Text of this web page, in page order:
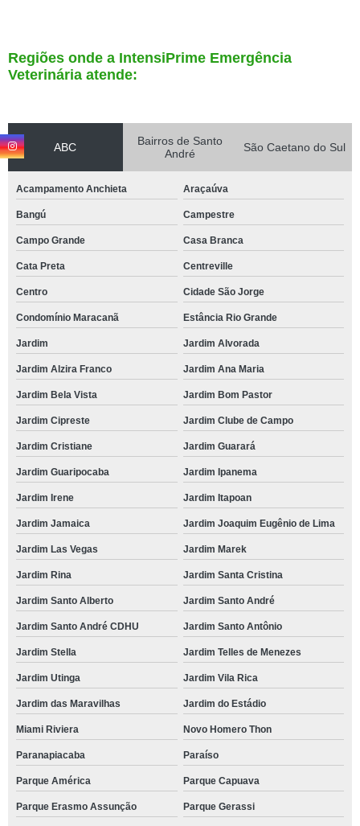
Regiões onde a IntensiPrime Emergência
Veterinária atende:
ABC
Bairros de Santo
André
São Caetano do Sul
Acampamento Anchieta Araçaúva
Bangú Campestre
Campo Grande Casa Branca
Cata Preta Centreville
Centro Cidade São Jorge
Condomínio Maracanã Estância Rio Grande
Jardim Jardim Alvorada
Jardim Alzira Franco Jardim Ana Maria
Jardim Bela Vista Jardim Bom Pastor
Jardim Cipreste Jardim Clube de Campo
Jardim Cristiane Jardim Guarará
Jardim Guaripocaba Jardim Ipanema
Jardim Irene Jardim Itapoan
Jardim Jamaica Jardim Joaquim Eugênio de Lima
Jardim Las Vegas Jardim Marek
Jardim Rina Jardim Santa Cristina
Jardim Santo Alberto Jardim Santo André
Jardim Santo André CDHU Jardim Santo Antônio
Jardim Stella Jardim Telles de Menezes
Jardim Utinga Jardim Vila Rica
Jardim das Maravilhas Jardim do Estádio
Miami Riviera Novo Homero Thon
Paranapiacaba Paraíso
Parque América Parque Capuava
Parque Erasmo Assunção Parque Gerassi